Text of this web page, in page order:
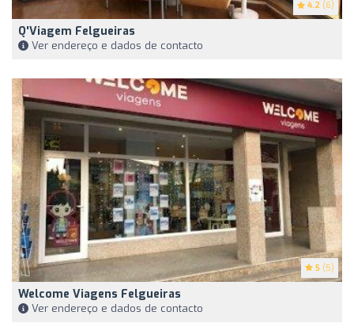
4.2 (6)
Q'Viagem Felgueiras
Ver endereço e dados de contacto
5 (5)
Welcome Viagens Felgueiras
Ver endereço e dados de contacto